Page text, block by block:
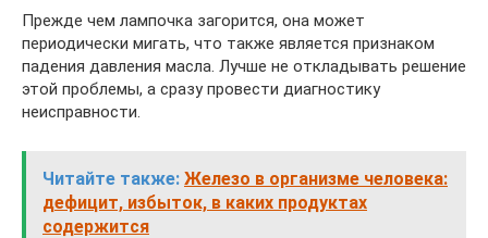
Прежде чем лампочка загорится, она может
периодически мигать, что также является признаком
падения давления масла. Лучше не откладывать решение
этой проблемы, а сразу провести диагностику
неисправности.
Читайте также: Железо в организме человека:
дефицит, избыток, в каких продуктах
содержится